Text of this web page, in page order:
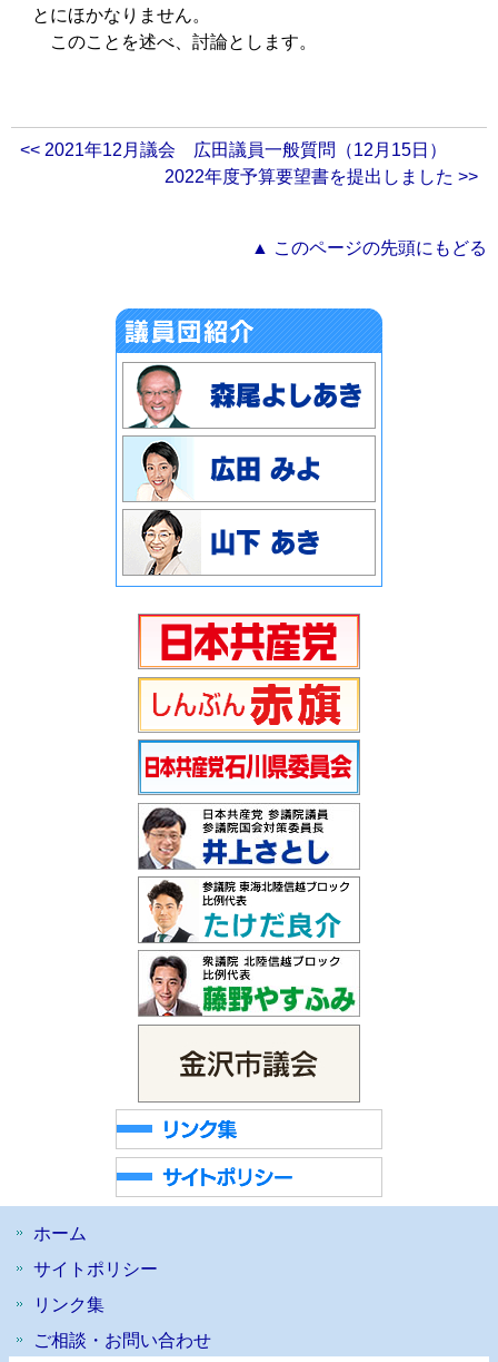
とにほかなりません。
このことを述べ、討論とします。
<< 2021年12月議会 広田議員一般質問（12月15日）
2022年度予算要望書を提出しました >>
▲ このページの先頭にもどる
ホーム
サイトポリシー
リンク集
ご相談・お問い合わせ